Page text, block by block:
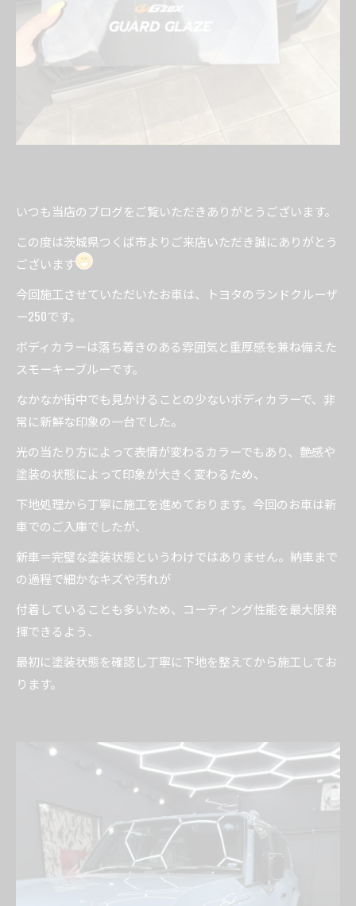
いつも当店のブログをご覧いただきありがとうございます。
この度は茨城県つくば市よりご来店いただき誠にありがとう
ございます
今回施工させていただいたお車は、トヨタのランドクルーザ
ー250です。
ボディカラーは落ち着きのある雰囲気と重厚感を兼ね備えた
スモーキーブルーです。
なかなか街中でも見かけることの少ないボディカラーで、非
常に新鮮な印象の一台でした。
光の当たり方によって表情が変わるカラーでもあり、艶感や
塗装の状態によって印象が大きく変わるため、
下地処理から丁寧に施工を進めております。今回のお車は新
車でのご入庫でしたが、
新車＝完璧な塗装状態というわけではありません。納車まで
の過程で細かなキズや汚れが
付着していることも多いため、コーティング性能を最大限発
揮できるよう、
最初に塗装状態を確認し丁寧に下地を整えてから施工してお
ります。